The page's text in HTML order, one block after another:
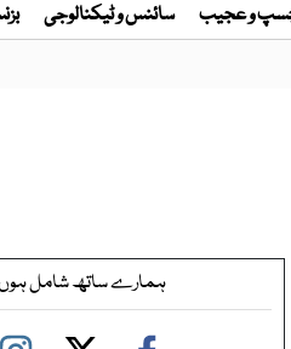
و عجیب سائنس و ٹیکنالوجی
ہمارے ساتھ شامل